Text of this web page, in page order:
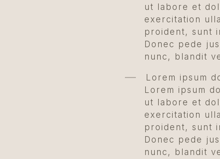
ut labore et
exercitation
proident, sunt
Donec pede
nunc, blandit
Lorem ipsum
Lorem ipsum
ut labore et
exercitation
proident, sunt
Donec pede
nunc, blandit